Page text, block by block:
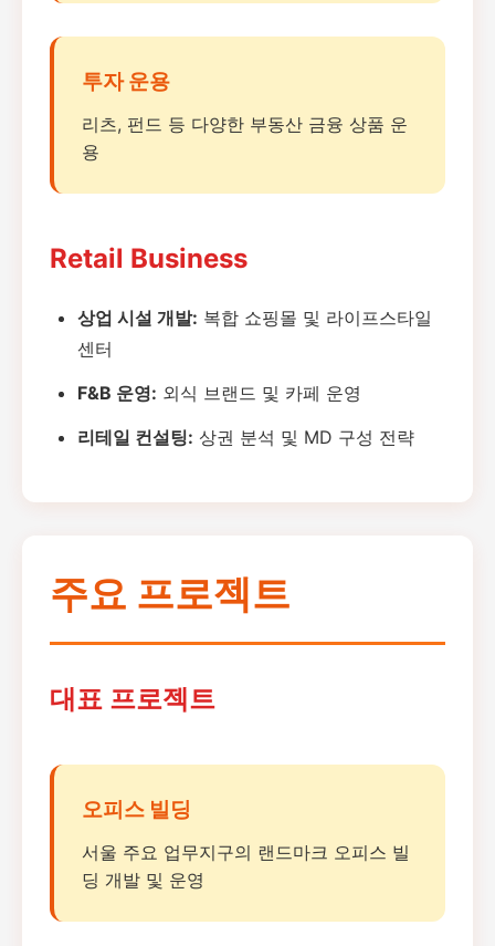
투자 운용
리츠, 펀드 등 다양한 부동산 금융 상품 운
용
Retail Business
상업 시설 개발: 복합 쇼핑몰 및 라이프스타일
센터
F&B 운영: 외식 브랜드 및 카페 운영
리테일 컨설팅: 상권 분석 및 MD 구성 전략
주요 프로젝트
대표 프로젝트
오피스 빌딩
서울 주요 업무지구의 랜드마크 오피스 빌
딩 개발 및 운영